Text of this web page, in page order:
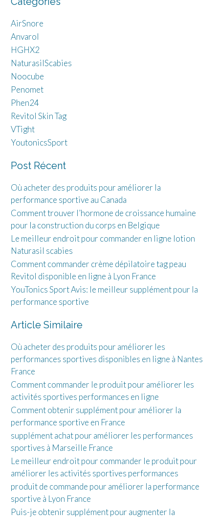
AirSnore
Anvarol
HGHX2
NaturasilScabies
Noocube
Penomet
Phen24
Revitol Skin Tag
VTight
YoutonicsSport
Post Récent
Où acheter des produits pour améliorer la
performance sportive au Canada
Comment trouver l’hormone de croissance humaine
pour la construction du corps en Belgique
Le meilleur endroit pour commander en ligne lotion
Naturasil scabies
Comment commander crème dépilatoire tag peau
Revitol disponible en ligne à Lyon France
YouTonics Sport Avis: le meilleur supplément pour la
performance sportive
Article Similaire
Où acheter des produits pour améliorer les
performances sportives disponibles en ligne à Nantes
France
Comment commander le produit pour améliorer les
activités sportives performances en ligne
Comment obtenir supplément pour améliorer la
performance sportive en France
supplément achat pour améliorer les performances
sportives à Marseille France
Le meilleur endroit pour commander le produit pour
améliorer les activités sportives performances
produit de commande pour améliorer la performance
sportive à Lyon France
Puis-je obtenir supplément pour augmenter la